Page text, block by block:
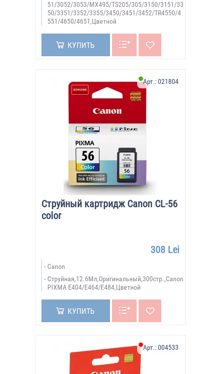
51/3052/3053/MX495/TS205/305/3150/3151/33
50/3351/3352/3355/3450/3451/3452/TR4550/4
551/4650/4651,Цветной
КУПИТЬ
Струйный картридж Canon CL-56
color
Арт.:021804
308 Lei
Canon
Струйная,12.6Мл,Оригинальный,300стр.,Canon
PIXMA E404/E464/E484,Цветной
КУПИТЬ
Арт.:004533